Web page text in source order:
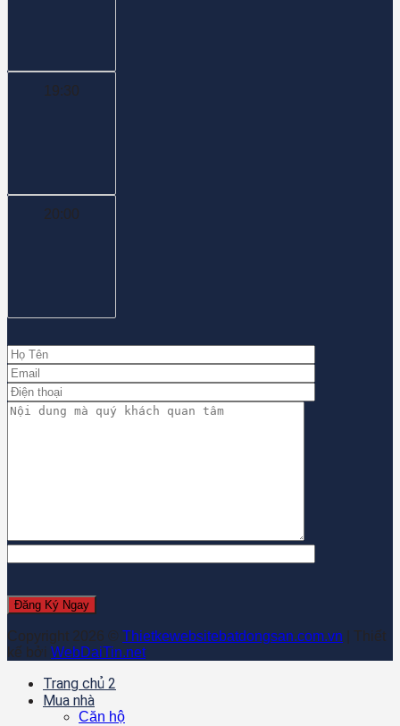
19:30
20:00
Copyright 2026 © Thietkewebsitebatdongsan.com.vn | Thiết
kế bởi WebDaiTin.net
Trang chủ 2
Mua nhà
Căn hộ